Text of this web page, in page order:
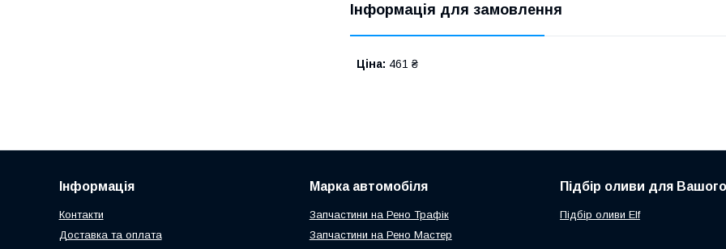
Інформація для замовлення
Ціна: 461 ₴
Інформація
Контакти
Доставка та оплата
Марка автомобіля
Запчастини на Рено Трафік
Запчастини на Рено Мастер
Підбір оливи для
Підбір оливи Elf